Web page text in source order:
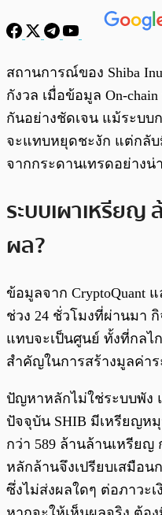
พร้อมเล่น
สถานการณ์ของ Shiba
กังวล เมื่อข้อมูล On-
กันอย่างชัดเจน แม้ระบบ
จะแทบหยุดชะงัก แต่กลั
จากกระดานเทรดอย่างน่
ระบบเผาเหรียญ
ผล?
ข้อมูลจาก CryptoQuant
ช่วง 24 ชั่วโมงที่ผ่านมา
แทบจะเป็นศูนย์ ทั้งที่กลไ
สำคัญในการสร้างมูลค่า
ปัญหาหลักไม่ใช่ระบบพัง
ปัจจุบัน SHIB มีเหรียญห
กว่า 589 ล้านล้านเหรีย
หลักล้านจึงเปรียบเสมือ
ซึ่งไม่ส่งผลใดๆ ต่อภาวะเ